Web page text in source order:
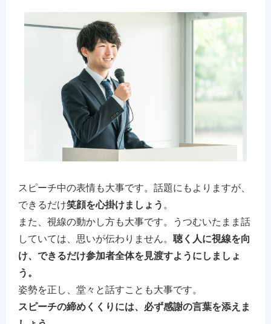
スピーチ中の表情も大事です。話題にもよりますが、
できるだけ笑顔を心掛けましょう 。
また、視線の動かし方も大事です。うつむいたまま話
していては、思いが伝わりません。 聴く人に視線を向
け、できるだけ参加者全体を見渡すようにしましょ
う。
姿勢を正し、堂々と話すことも大事です。
スピーチの締めくくりには、必ず感謝の言葉を添えま